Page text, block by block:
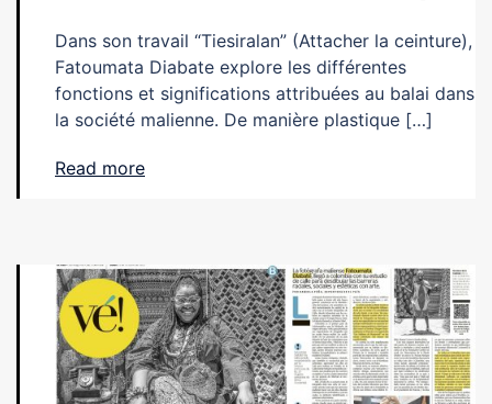
Dans son travail “Tiesiralan” (Attacher la ceinture),
Fatoumata Diabate explore les différentes
fonctions et significations attribuées au balai dans
la société malienne. De manière plastique […]
Read more